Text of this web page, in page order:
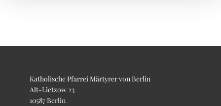
Katholische Pfarrei Märtyrer von Berlin
Alt-Lietzow 23
10587 Berlin